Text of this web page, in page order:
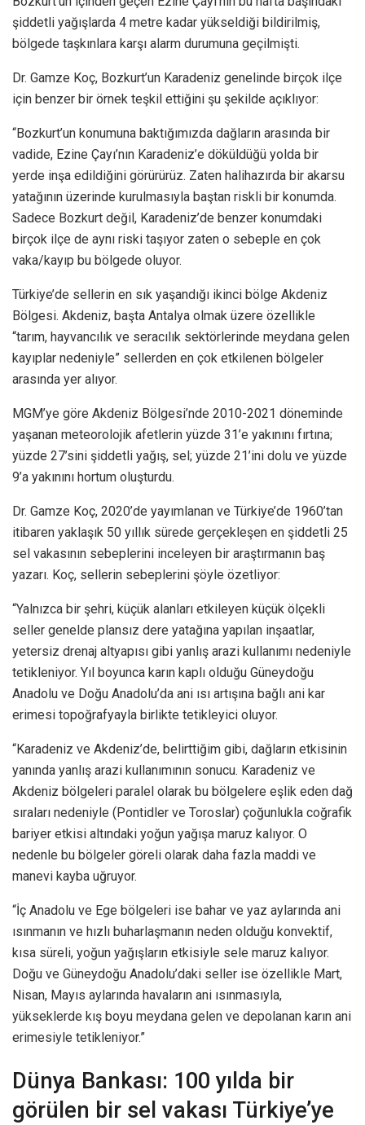
şiddetli yağışlarda 4 metre kadar yükseldiği bildirilmiş,
bölgede taşkınlara karşı alarm durumuna geçilmişti.
Dr. Gamze Koç, Bozkurt’un Karadeniz genelinde birçok ilçe
için benzer bir örnek teşkil ettiğini şu şekilde açıklıyor:
“Bozkurt’un konumuna baktığımızda dağların arasında bir
vadide, Ezine Çayı’nın Karadeniz’e döküldüğü yolda bir
yerde inşa edildiğini görürürüz. Zaten halihazırda bir akarsu
yatağının üzerinde kurulmasıyla baştan riskli bir konumda.
Sadece Bozkurt değil, Karadeniz’de benzer konumdaki
birçok ilçe de aynı riski taşıyor zaten o sebeple en çok
vaka/kayıp bu bölgede oluyor.
Türkiye’de sellerin en sık yaşandığı ikinci bölge Akdeniz
Bölgesi. Akdeniz, başta Antalya olmak üzere özellikle
“tarım, hayvancılık ve seracılık sektörlerinde meydana gelen
kayıplar nedeniyle” sellerden en çok etkilenen bölgeler
arasında yer alıyor.
MGM’ye göre Akdeniz Bölgesi’nde 2010-2021 döneminde
yaşanan meteorolojik afetlerin yüzde 31’e yakınını fırtına;
yüzde 27’sini şiddetli yağış, sel; yüzde 21’ini dolu ve yüzde
9’a yakınını hortum oluşturdu.
Dr. Gamze Koç, 2020’de yayımlanan ve Türkiye’de 1960’tan
itibaren yaklaşık 50 yıllık sürede gerçekleşen en şiddetli 25
sel vakasının sebeplerini inceleyen bir araştırmanın baş
yazarı. Koç, sellerin sebeplerini şöyle özetliyor:
“Yalnızca bir şehri, küçük alanları etkileyen küçük ölçekli
seller genelde plansız dere yatağına yapılan inşaatlar,
yetersiz drenaj altyapısı gibi yanlış arazi kullanımı nedeniyle
tetikleniyor. Yıl boyunca karın kaplı olduğu Güneydoğu
Anadolu ve Doğu Anadolu’da ani ısı artışına bağlı ani kar
erimesi topoğrafyayla birlikte tetikleyici oluyor.
“Karadeniz ve Akdeniz’de, belirttiğim gibi, dağların etkisinin
yanında yanlış arazi kullanımının sonucu. Karadeniz ve
Akdeniz bölgeleri paralel olarak bu bölgelere eşlik eden dağ
sıraları nedeniyle (Pontidler ve Toroslar) çoğunlukla coğrafik
bariyer etkisi altındaki yoğun yağışa maruz kalıyor. O
nedenle bu bölgeler göreli olarak daha fazla maddi ve
manevi kayba uğruyor.
“İç Anadolu ve Ege bölgeleri ise bahar ve yaz aylarında ani
ısınmanın ve hızlı buharlaşmanın neden olduğu konvektif,
kısa süreli, yoğun yağışların etkisiyle sele maruz kalıyor.
Doğu ve Güneydoğu Anadolu’daki seller ise özellikle Mart,
Nisan, Mayıs aylarında havaların ani ısınmasıyla,
yükseklerde kış boyu meydana gelen ve depolanan karın ani
erimesiyle tetikleniyor.”
Dünya Bankası: 100 yılda bir
görülen bir sel vakası Türkiye’ye